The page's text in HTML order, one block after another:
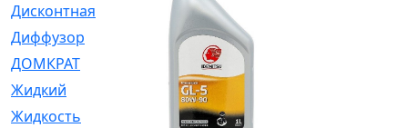
Дисконтная
[1]
Диффузор
[1]
ДОМКРАТ
Жидкий
[5]
Жидкость
[80]